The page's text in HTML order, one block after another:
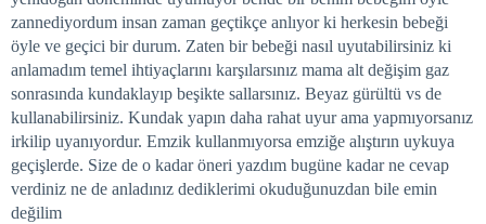
zannediyordum insan zaman geçtikçe anlıyor ki herkesin bebeği
öyle ve geçici bir durum. Zaten bir bebeği nasıl uyutabilirsiniz ki
anlamadım temel ihtiyaçlarını karşılarsınız mama alt değişim gaz
sonrasında kundaklayıp beşikte sallarsınız. Beyaz gürültü vs de
kullanabilirsiniz. Kundak yapın daha rahat uyur ama yapmıyorsanız
irkilip uyanıyordur. Emzik kullanmıyorsa emziğe alıştırın uykuya
geçişlerde. Size de o kadar öneri yazdım bugüne kadar ne cevap
verdiniz ne de anladınız dediklerimi okuduğunuzdan bile emin
değilim